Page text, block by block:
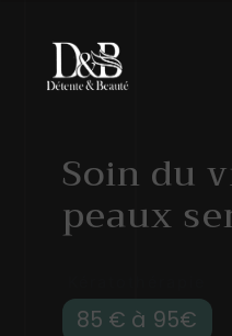
Soin du
peaux
95
85 € à